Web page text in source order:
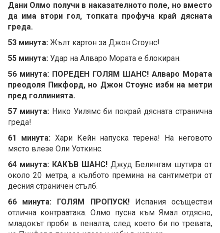
Дани Олмо получи в наказателното поле, но вместо
да има втори гол, топката профуча край дясната
греда.
53 минута: Жълт картон за Джон Стоунс!
55 минута: Удар на Алваро Мората е блокиран.
56 минута: ПОРЕДЕН ГОЛЯМ ШАНС! Алваро Мората
преодоля Пикфорд, но Джон Стоунс изби на метри
пред голлинията.
57 минута: Нико Уилямс би покрай дясната странична
греда!
61 минута:Хари Кейн напуска терена! На неговото
място влезе Оли Уоткинс.
64 минута: КАКЪВ ШАНС! Джуд Белингам шутира от
около 20 метра, а кълбото премина на сантиметри от
десния страничен стълб.
66 минута: ГОЛЯМ ПРОПУСК!Испания осъществи
отлична контраатака. Олмо пусна към Ямал отдясно,
младокът проби в пеналта, след което би по тревата,